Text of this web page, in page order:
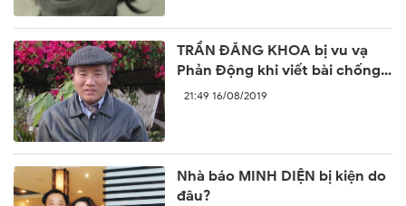
TRẦN ĐĂNG KHOA bị vu vạ
Phản Động khi viết bài chống
lại sự ngang ngược của Trung
21:49 16/08/2019
Nhà báo MINH DIỆN bị kiện do
đâu?